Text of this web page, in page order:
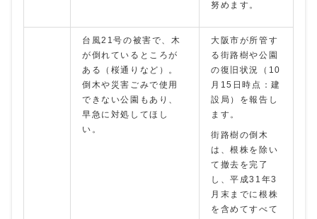
努めます。
台風21号の被害で、木
が倒れているところが
ある（桜通りなど）。
倒木や災害ごみで使用
できない公園もあり、
早急に対処してほし
い。
大阪市が所管す
る街路樹や公園
の復旧状況（10
月15日時点：建
設局）を報告し
ます。
街路樹の倒木
は、根株を除い
て撤去を完了
し、平成31年3
月末までに根株
を含めてすべて